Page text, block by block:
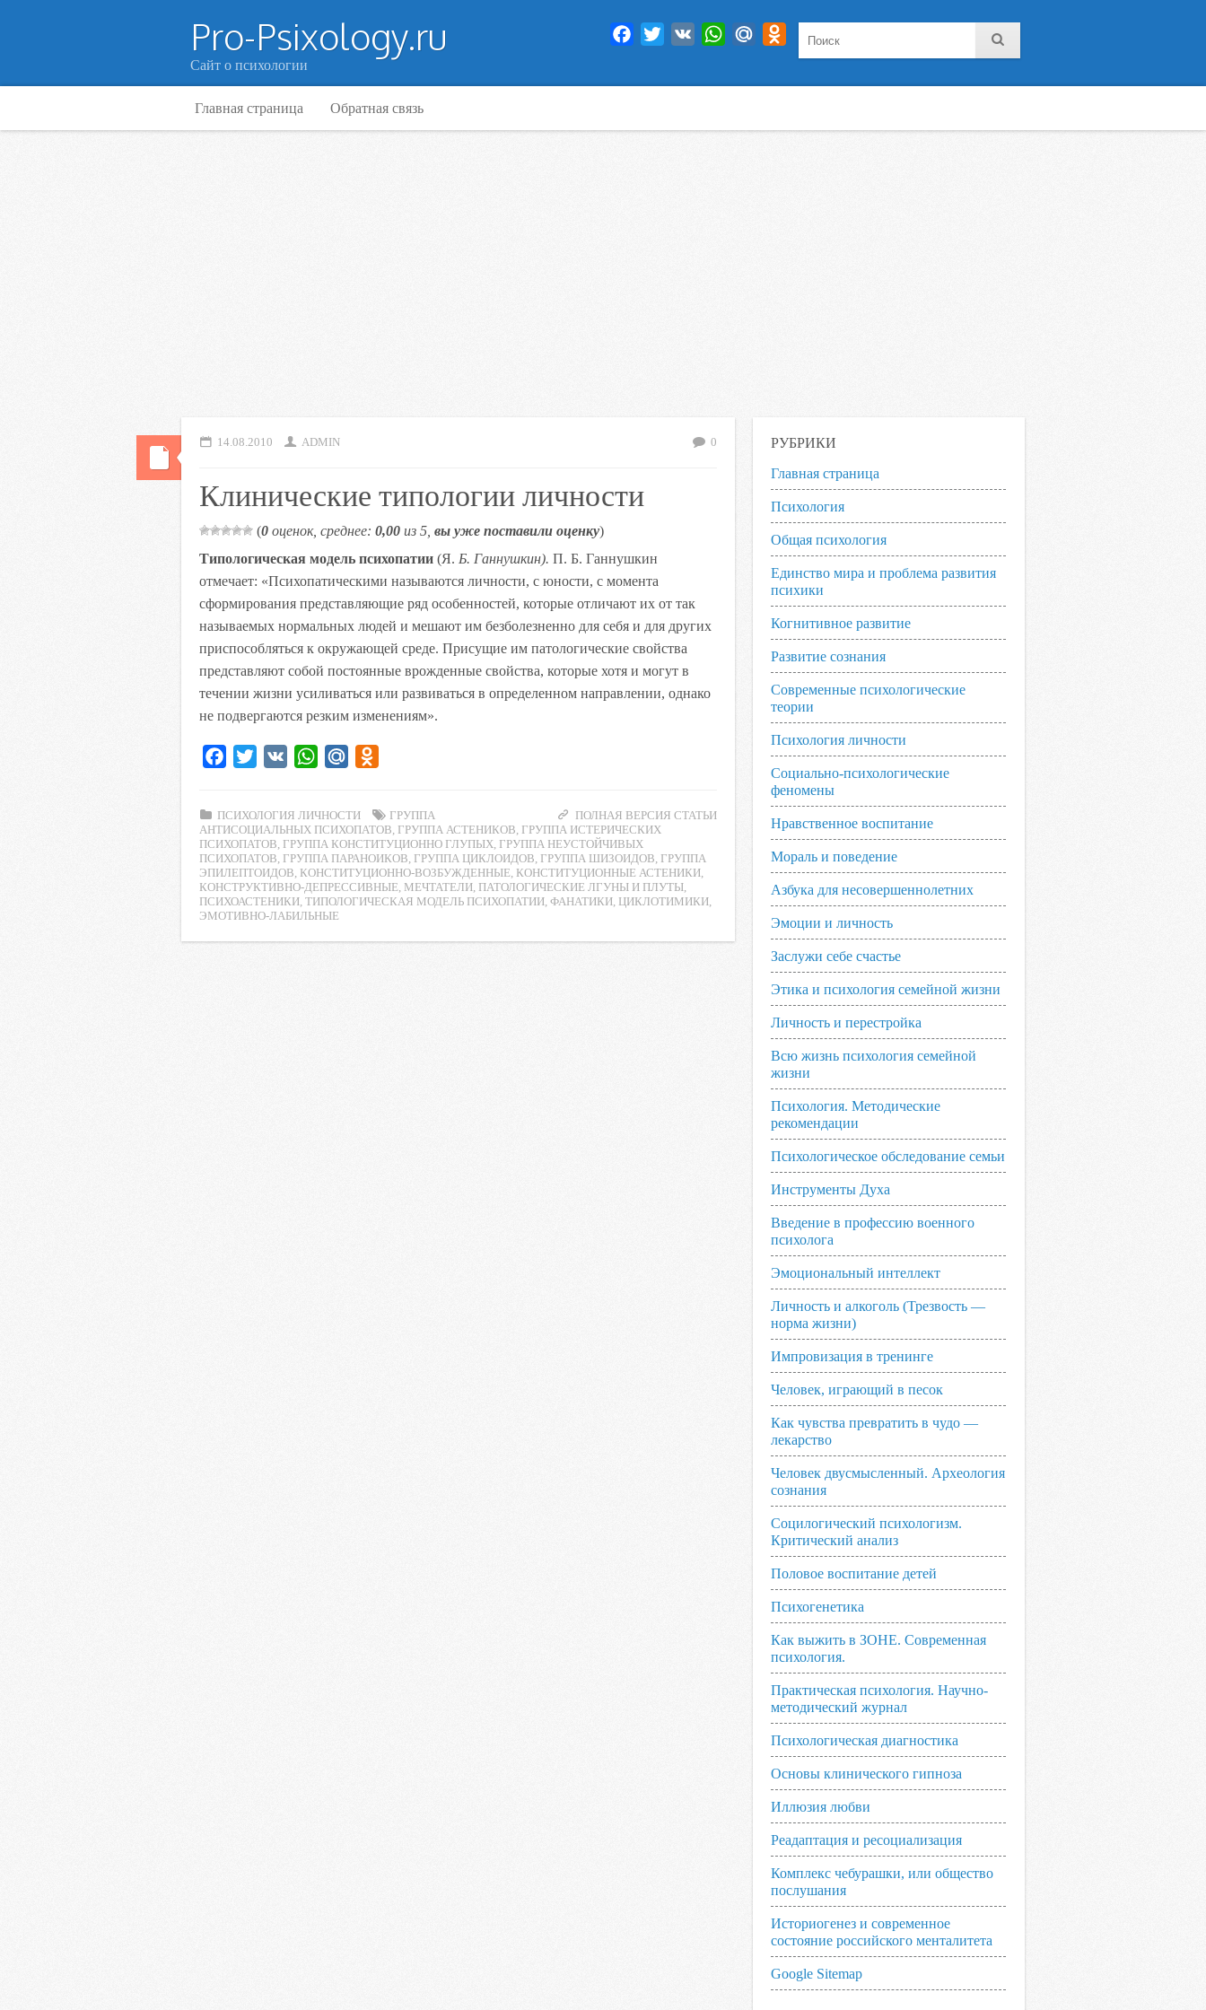
Pro-Psixology.ru
Сайт о психологии
Facebook
Twitter VK WhatsAppMail.RuOdnoklassniki
Главная страница Обратная связь
14.08.2010 ADMIN 0
Клинические типологии личности
(0 оценок, среднее: 0,00 из 5, вы уже поставили оценку)
Типологическая модель психопатии (Я. Б. Ганнушкин). П. Б. Ганнушкин
отмечает: «Психопатическими называются личности, с юности, с момента
сформирования представляющие ряд особенностей, которые отличают их от так
называемых нормальных людей и мешают им безболезненно для себя и для других
приспособляться к окружающей среде. Присущие им патологические свойства
представляют собой постоянные врожденные свойства, которые хотя и могут в
течении жизни усиливаться или развиваться в определенном направлении, однако
не подвергаются резким изменениям».
e
b
o
o
k
t
t
e
r
W
t
s
A
p
p
l
.
R
u
o
k
l
a
s
ПОЛНАЯ ВЕРСИЯ СТАТЬИ
ПСИХОЛОГИЯ ЛИЧНОСТИ
ГРУППА
АНТИСОЦИАЛЬНЫХ ПСИХОПАТОВ, ГРУППА АСТЕНИКОВ, ГРУППА ИСТЕРИЧЕСКИХ
ПСИХОПАТОВ, ГРУППА КОНСТИТУЦИОННО ГЛУПЫХ, ГРУППА НЕУСТОЙЧИВЫХ
ПСИХОПАТОВ, ГРУППА ПАРАНОИКОВ, ГРУППА ЦИКЛОИДОВ, ГРУППА ШИЗОИДОВ, ГРУППА
ЭПИЛЕПТОИДОВ, КОНСТИТУЦИОННО-ВОЗБУЖДЕННЫЕ, КОНСТИТУЦИОННЫЕ АСТЕНИКИ,
КОНСТРУКТИВНО-ДЕПРЕССИВНЫЕ, МЕЧТАТЕЛИ, ПАТОЛОГИЧЕСКИЕ ЛГУНЫ И ПЛУТЫ,
ПСИХОАСТЕНИКИ, ТИПОЛОГИЧЕСКАЯ МОДЕЛЬ ПСИХОПАТИИ, ФАНАТИКИ, ЦИКЛОТИМИКИ,
ЭМОТИВНО-ЛАБИЛЬНЫЕ
РУБРИКИ
Главная страница
Психология
Общая психология
Единство мира и проблема развития
психики
Когнитивное развитие
Развитие сознания
Современные психологические
теории
Психология личности
Социально-психологические
феномены
Нравственное воспитание
Мораль и поведение
Азбука для несовершеннолетних
Эмоции и личность
Заслужи себе счастье
Этика и психология семейной жизни
Личность и перестройка
Всю жизнь психология семейной
жизни
Психология. Методические
рекомендации
Психологическое обследование семьи
Инструменты Духа
Введение в профессию военного
психолога
Эмоциональный интеллект
Личность и алкоголь (Трезвость —
норма жизни)
Импровизация в тренинге
Человек, играющий в песок
Как чувства превратить в чудо —
лекарство
Человек двусмысленный. Археология
сознания
Социлогический психологизм.
Критический анализ
Половое воспитание детей
Психогенетика
Как выжить в ЗОНЕ. Современная
психология.
Практическая психология. Научно-
методический журнал
Психологическая диагностика
Основы клинического гипноза
Иллюзия любви
Реадаптация и ресоциализация
Комплекс чебурашки, или общество
послушания
Историогенез и современное
состояние российского менталитета
Google Sitemap